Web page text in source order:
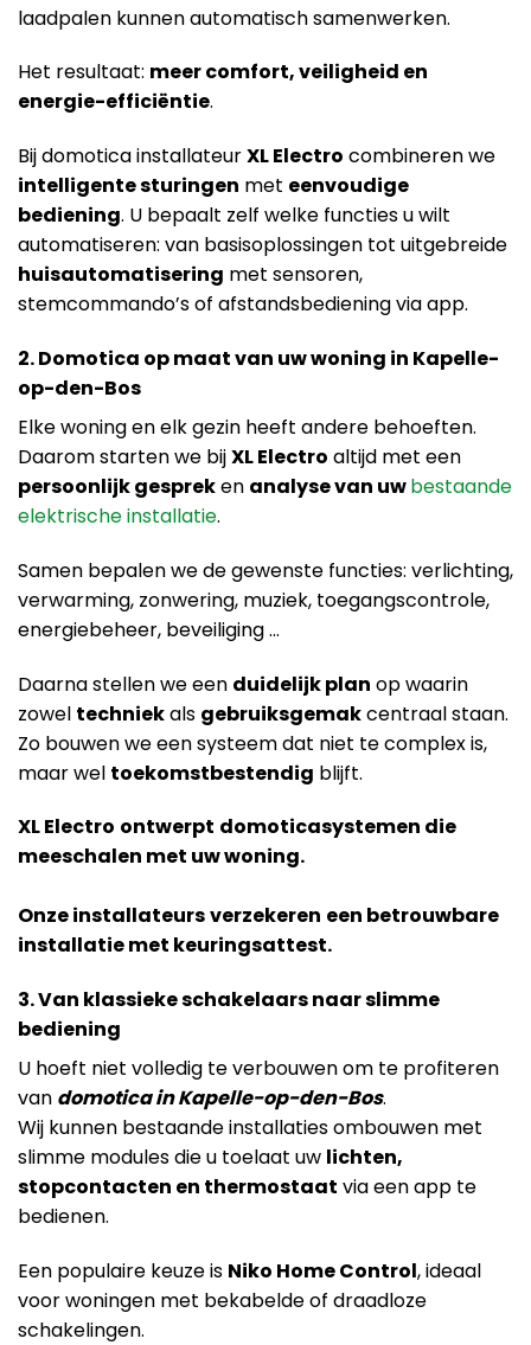
laadpalen kunnen automatisch samenwerken.
Het resultaat: meer comfort, veiligheid en
energie-efficiëntie.
Bij domotica installateurXL Electro combineren we
intelligente sturingen met eenvoudige
bediening. U bepaalt zelf welke functies u wilt
automatiseren: van basisoplossingen tot uitgebreide
huisautomatisering met sensoren,
stemcommando’s of afstandsbediening via app.
2. Domotica op maat van uw woning in Kapelle-
op-den-Bos
Elke woning en elk gezin heeft andere behoeften.
Daarom starten we bijXL Electro altijd met een
persoonlijk gespreken analyse van uwbestaande
elektrische installatie.
Samen bepalen we de gewenste functies: verlichting,
verwarming, zonwering, muziek, toegangscontrole,
energiebeheer, beveiliging …
Daarna stellen we een duidelijk plan op waarin
zowel techniekals gebruiksgemakcentraal staan.
Zo bouwen we een systeem dat niet te complex is,
maar wel toekomstbestendig blijft.
XL Electro ontwerpt domoticasystemen die
meeschalen met uw woning.
Onze installateursverzekeren een betrouwbare
installatie met keuringsattest.
3. Van klassieke schakelaars naar slimme
bediening
U hoeft niet volledig te verbouwen om te profiteren
van domotica in Kapelle-op-den-Bos.
Wij kunnen bestaande installaties ombouwen met
slimme modules die u toelaat uw lichten,
stopcontacten en thermostaat via een app te
bedienen.
Een populaire keuze is Niko Home Control, ideaal
voor woningen met bekabelde of draadloze
schakelingen.